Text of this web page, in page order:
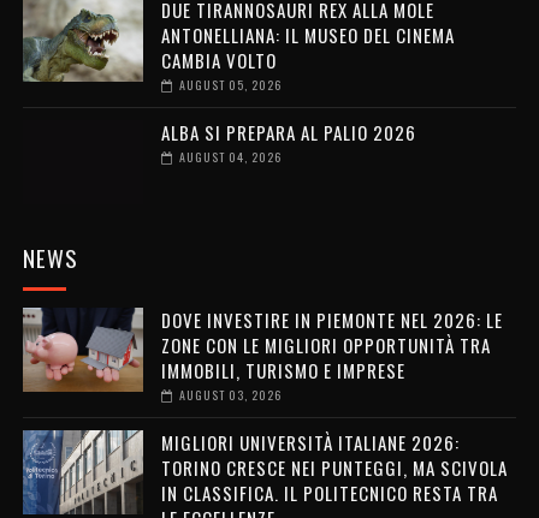
DUE TIRANNOSAURI REX ALLA MOLE
ANTONELLIANA: IL MUSEO DEL CINEMA
CAMBIA VOLTO
AUGUST 05, 2026
ALBA SI PREPARA AL PALIO 2026
AUGUST 04, 2026
NEWS
DOVE INVESTIRE IN PIEMONTE NEL 2026: LE
ZONE CON LE MIGLIORI OPPORTUNITÀ TRA
IMMOBILI, TURISMO E IMPRESE
AUGUST 03, 2026
MIGLIORI UNIVERSITÀ ITALIANE 2026:
TORINO CRESCE NEI PUNTEGGI, MA SCIVOLA
IN CLASSIFICA. IL POLITECNICO RESTA TRA